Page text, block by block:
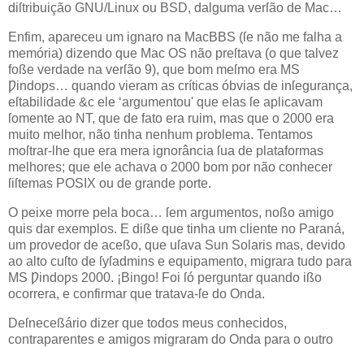
diſtribuição GNU/Linux ou BSD, dalguma verſão de Mac…
Enfim, apareceu um ignaro na MacBBS (ſe não me falha a
memória) dizendo que Mac OS não preſtava (o que talvez
foße verdade na verſão 9), que bom meſmo era MS
Ƿindoƿs… quando vieram as críticas óbvias de inſegurança,
eſtabilidade &c ele ‘argumentou' que elas ſe aplicavam
ſomente ao NT, que de fato era ruim, mas que o 2000 era
muito melhor, não tinha nenhum problema. Tentamos
moſtrar‐lhe que era mera ignorância ſua de plataformas
melhores; que ele achava o 2000 bom por não conhecer
ſiſtemas POSIX ou de grande porte.
O peixe morre pela boca… ſem argumentos, noßo amigo
quis dar exemplos. E diße que tinha um cliente no Paraná,
um provedor de aceßo, que uſava Sun Solaris mas, devido
ao alto cuſto de ſyſadmins e equipamento, migrara tudo para
MS Ƿindoƿs 2000. ¡Bingo! Foi ſó perguntar quando ißo
ocorrera, e confirmar que tratava‐ſe do Onda.
Deſneceßário dizer que todos meus conhecidos,
contraparentes e amigos migraram do Onda para o outro